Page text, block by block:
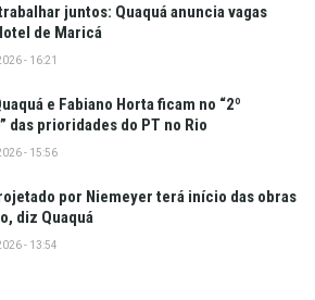
juntos: Quaquá anuncia vagas
de Maricá
- 16:21
e Fabiano Horta ficam no “2º
das prioridades do PT no Rio
- 15:56
por Niemeyer terá início das obras
diz Quaquá
- 13:54